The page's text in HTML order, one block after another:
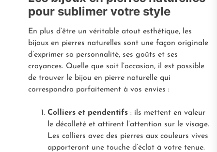
pour sublimer votre style
En plus d’être un véritable atout esthétique, les
bijoux en pierres naturelles sont une façon originale
d’exprimer sa personnalité, ses goûts et ses
croyances. Quelle que soit l’occasion, il est possible
de trouver le bijou en pierre naturelle qui
correspondra parfaitement à vos envies :
Colliers et pendentifs: ils mettent en valeur
le décolleté et attirent l’attention sur le visage.
Les colliers avec des pierres aux couleurs vives
apporteront une touche d’éclat à votre tenue.